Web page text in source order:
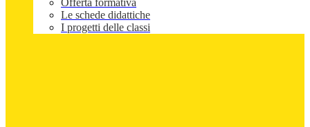
Offerta formativa
Le schede didattiche
I progetti delle classi